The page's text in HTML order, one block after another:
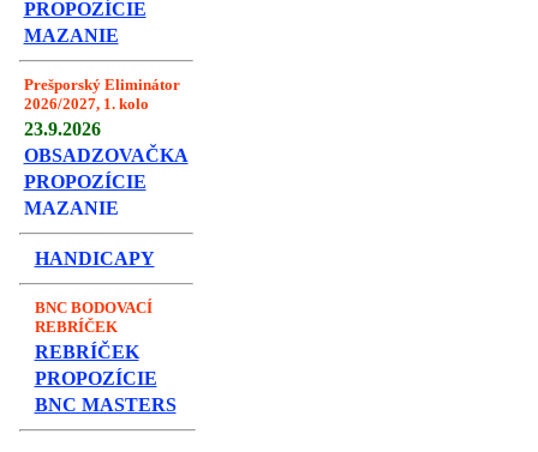
PROPOZÍCIE
MAZANIE
Prešporský Eliminátor
2026/2027, 1. kolo
23.9.2026
OBSADZOVAČKA
PROPOZÍCIE
MAZANIE
HANDICAPY
BNC BODOVACÍ
REBRÍČEK
REBRÍČEK
PROPOZÍCIE
BNC MASTERS